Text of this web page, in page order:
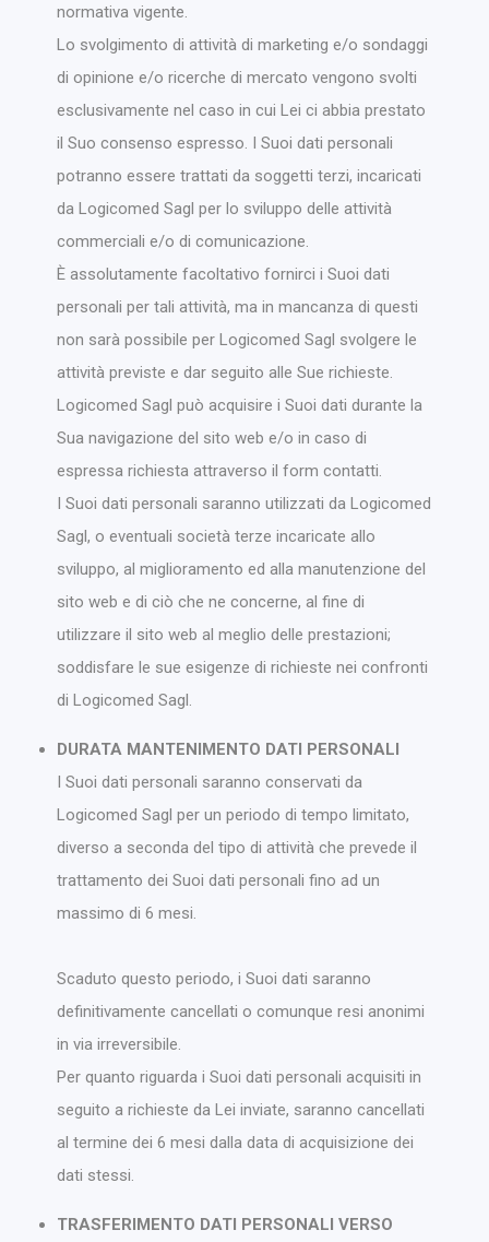
normativa vigente.
Lo svolgimento di attività di marketing e/o sondaggi
di opinione e/o ricerche di mercato vengono svolti
esclusivamente nel caso in cui Lei ci abbia prestato
il Suo consenso espresso. I Suoi dati personali
potranno essere trattati da soggetti terzi, incaricati
da Logicomed Sagl per lo sviluppo delle attività
commerciali e/o di comunicazione.
È assolutamente facoltativo fornirci i Suoi dati
personali per tali attività, ma in mancanza di questi
non sarà possibile per Logicomed Sagl svolgere le
attività previste e dar seguito alle Sue richieste.
Logicomed Sagl può acquisire i Suoi dati durante la
Sua navigazione del sito web e/o in caso di
espressa richiesta attraverso il form contatti.
I Suoi dati personali saranno utilizzati da Logicomed
Sagl, o eventuali società terze incaricate allo
sviluppo, al miglioramento ed alla manutenzione del
sito web e di ciò che ne concerne, al fine di
utilizzare il sito web al meglio delle prestazioni;
soddisfare le sue esigenze di richieste nei confronti
di Logicomed Sagl.
DURATA MANTENIMENTO DATI PERSONALI
I Suoi dati personali saranno conservati da
Logicomed Sagl per un periodo di tempo limitato,
diverso a seconda del tipo di attività che prevede il
trattamento dei Suoi dati personali fino ad un
massimo di 6 mesi.
Scaduto questo periodo, i Suoi dati saranno
definitivamente cancellati o comunque resi anonimi
in via irreversibile.
Per quanto riguarda i Suoi dati personali acquisiti in
seguito a richieste da Lei inviate, saranno cancellati
al termine dei 6 mesi dalla data di acquisizione dei
dati stessi.
TRASFERIMENTO DATI PERSONALI VERSO